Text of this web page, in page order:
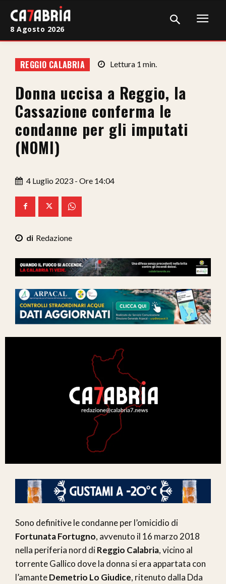
Cronaca
Giudiziaria
Politica
Sport
Sanità
Economia
Ita-Mondo
C7 Play
We Calabria
Mix Zone
8 Agosto 2026
REGGIO CALABRIA Lettura 1 min.
Donna uccisa a Reggio, la
Cassazione conferma le
condanne per gli imputati
(NOMI)
4 Luglio 2023 - Ore 14:04
Redazione
Sono definitive le condanne per l’omicidio di
Fortunata Fortugno, avvenuto il 16 marzo 2018
nella periferia nord diReggio Calabria, vicino al
torrente Gallico dove la donna si era appartata con
l’amanteDemetrio Lo Giudice, ritenuto dalla Dda